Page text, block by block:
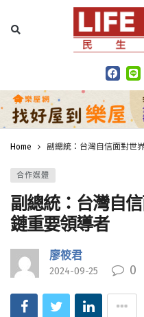
Home 副總統：台灣自信面對世
合作媒體
副總統：台灣自
鏈重要領導者
廖筱君
2024-09-25 0